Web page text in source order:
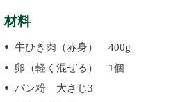
材料
牛ひき肉（赤身） 400g
卵（軽く混ぜる） 1個
パン粉 大さじ3